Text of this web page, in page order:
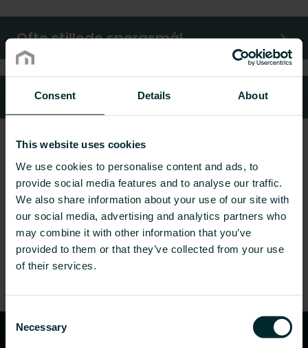
Consent Details About
This website uses cookies
We use cookies to personalise content and ads, to
provide social media features and to analyse our traffic.
We also share information about your use of our site with
our social media, advertising and analytics partners who
may combine it with other information that you’ve
provided to them or that they’ve collected from your use
of their services.
Consent
Selection
Necessary
Ofte stillede spørgsmål
Kundeservice